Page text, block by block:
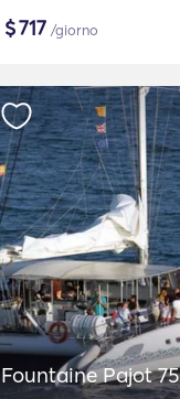
$717 /giorno
Fountaine Pajot 75